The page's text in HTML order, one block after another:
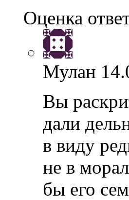
Оценка
Мулан
Вы
дали
в виду
не в
бы его